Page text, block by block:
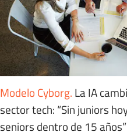
Modelo Cyborg. La IA
sector tech: “Sin juniors
seniors dentro de 15 años”